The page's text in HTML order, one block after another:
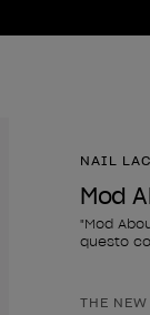
NAIL
Mod
"Mod
questo
Forma
THE